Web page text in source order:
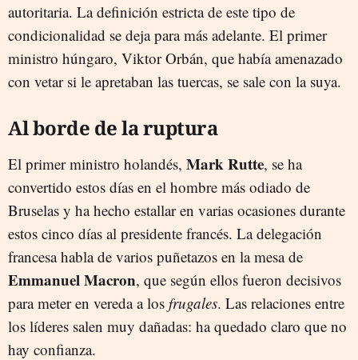
autoritaria. La definición estricta de este tipo de
condicionalidad se deja para más adelante. El primer
ministro húngaro, Viktor Orbán, que había amenazado
con vetar si le apretaban las tuercas, se sale con la suya.
Al borde de la ruptura
El primer ministro holandés, Mark Rutte, se ha
convertido estos días en el hombre más odiado de
Bruselas y ha hecho estallar en varias ocasiones durante
estos cinco días al presidente francés. La delegación
francesa habla de varios puñetazos en la mesa de
Emmanuel Macron, que según ellos fueron decisivos
para meter en vereda a los frugales. Las relaciones entre
los líderes salen muy dañadas: ha quedado claro que no
hay confianza.